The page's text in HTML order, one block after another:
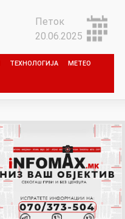
Петок
20.06.2025
ТЕХНОЛОГИЈА МЕТЕО